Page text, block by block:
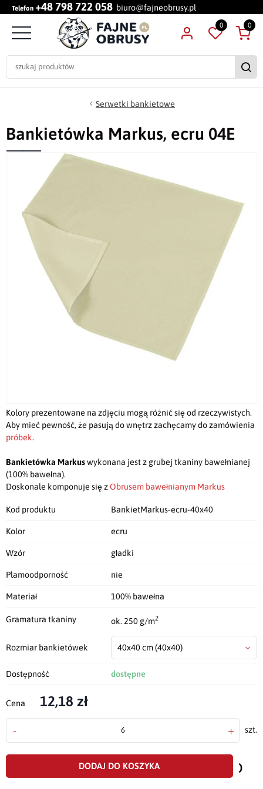
Telefon +48 798 722 058 biuro@fajneobrusy.pl
0 0
Serwetki bankietowe
Bankietówka Markus, ecru 04E
Kolory prezentowane na zdjęciu mogą różnić się od rzeczywistych.
Aby mieć pewność, że pasują do wnętrz zachęcamy do zamówienia
próbek.
Bankietówka Markuswykonana jest z grubej tkaniny bawełnianej
(100% bawełna).
Doskonale komponuje się zObrusem bawełnianym Markus
Kod produktu BankietMarkus-ecru-40x40
Kolor ecru
Wzór gładki
Plamoodporność nie
Materiał 100% bawełna
Gramatura tkaniny ok. 250 g/m2
Rozmiar bankietówek 40x40 cm(40x40)
Dostępność dostępne
Cena 12,18 zł
- + szt.
DODAJ DO KOSZYKA
do